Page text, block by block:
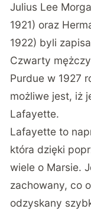
Julius Lee
1921) oraz
1922) byli
Czwarty
Purdue w 1927
możliwe jest, iż
Lafayette.
Lafayette to
która dzięki
wiele o Marsie.
zachowany, co
odzyskany